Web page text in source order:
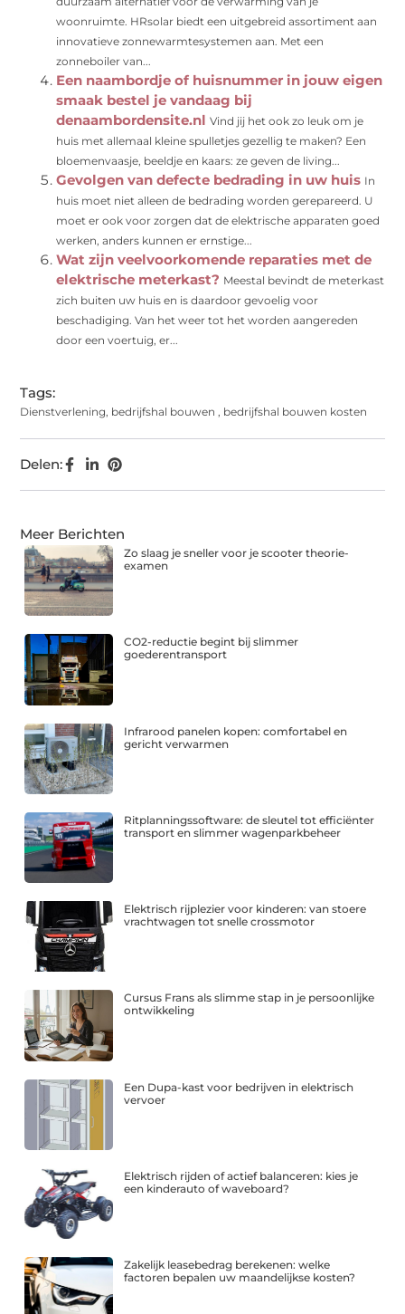
woonruimte. HRsolar biedt een uitgebreid assortiment aan
innovatieve zonnewarmtesystemen aan. Met een
zonneboiler van...
Een naambordje of huisnummer in jouw eigen
smaak bestel je vandaag bij
denaambordensite.nl Vind jij het ook zo leuk om je
huis met allemaal kleine spulletjes gezellig te maken? Een
bloemenvaasje, beeldje en kaars: ze geven de living...
Gevolgen van defecte bedrading in uw huis In
huis moet niet alleen de bedrading worden gerepareerd. U
moet er ook voor zorgen dat de elektrische apparaten goed
werken, anders kunnen er ernstige...
Wat zijn veelvoorkomende reparaties met de
elektrische meterkast? Meestal bevindt de meterkast
zich buiten uw huis en is daardoor gevoelig voor
beschadiging. Van het weer tot het worden aangereden
door een voertuig, er...
Tags:
Dienstverlening, bedrijfshal bouwen , bedrijfshal bouwen kosten
Delen:
Meer Berichten
Zo slaag je sneller voor je scooter theorie-
examen
CO2-reductie begint bij slimmer
goederentransport
Infrarood panelen kopen: comfortabel en
gericht verwarmen
Ritplanningssoftware: de sleutel tot efficiënter
transport en slimmer wagenparkbeheer
Elektrisch rijplezier voor kinderen: van stoere
vrachtwagen tot snelle crossmotor
Cursus Frans als slimme stap in je persoonlijke
ontwikkeling
Een Dupa-kast voor bedrijven in elektrisch
vervoer
Elektrisch rijden of actief balanceren: kies je
een kinderauto of waveboard?
Zakelijk leasebedrag berekenen: welke
factoren bepalen uw maandelijkse kosten?